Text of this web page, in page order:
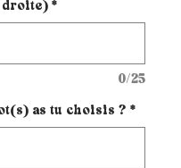
droite) *
0/25
as tu choisis ? *